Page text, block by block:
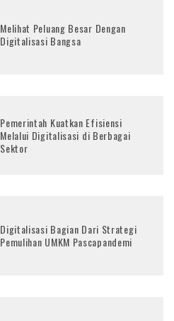
Melihat Peluang Besar Dengan
Digitalisasi Bangsa
Pemerintah Kuatkan Efisiensi
Melalui Digitalisasi di Berbagai
Sektor
Digitalisasi Bagian Dari Strategi
Pemulihan UMKM Pascapandemi